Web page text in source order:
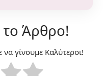
Άρθρο!
γίνουμε Καλύτεροι!